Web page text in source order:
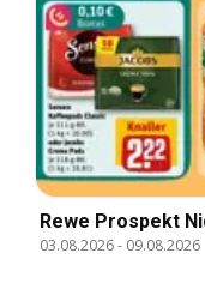
Rewe Prospekt
03.08.2026- 09.08.2026